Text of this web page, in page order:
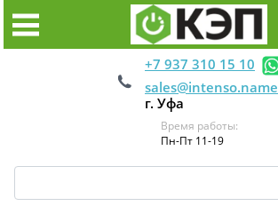
+7 937 310 15 10
sales@intenso.name
г. Уфа
Время работы:
Пн-Пт 11-19